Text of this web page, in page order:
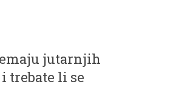
jutarnjih
trebate li se